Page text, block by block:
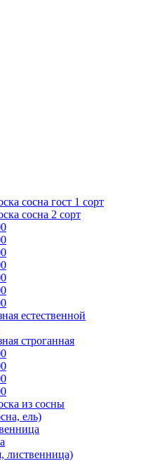
сосна гост 1 сорт
сосна 2 сорт
естественной
строганная
из сосны
ель)
лиственница)